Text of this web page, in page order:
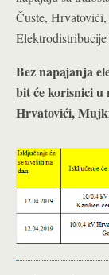
Čuste,
Bez napajanja
bit će korisnici u
Hrvatovići,